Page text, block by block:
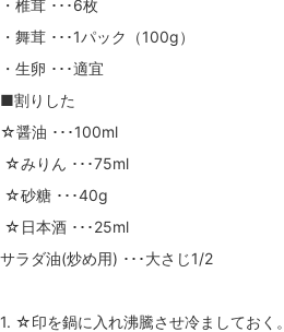
・椎茸 ･･･6枚
・舞茸 ･･･1パック（100g）
・生卵 ･･･適宜
■割りした
☆醤油 ･･･100ml
☆みりん ･･･75ml
☆砂糖 ･･･40g
☆日本酒 ･･･25ml
サラダ油(炒め用) ･･･大さじ1/2
1. ☆印を鍋に入れ沸騰させ冷ましておく。